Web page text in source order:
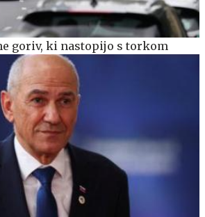
goriv, ki nastopijo s torkom